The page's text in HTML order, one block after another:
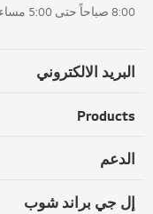
8:00 صباحاً حتى 5:00 مساءا 80011110 ( رقم مجاني )
البريد الالكتروني
Products
الدعم
إل جي براند شوب